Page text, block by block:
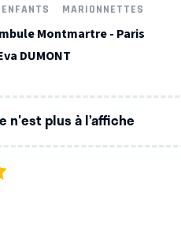
MARIONNETTES
Montmartre - Paris
DUMONT
n'est plus à l’affiche